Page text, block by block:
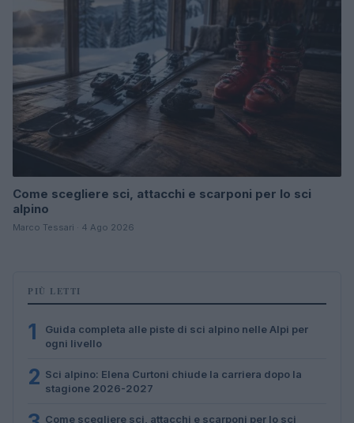
Come scegliere sci, attacchi e scarponi per lo sci
alpino
Marco Tessari · 4 Ago 2026
PIÙ LETTI
1
Guida completa alle piste di sci alpino nelle Alpi per
ogni livello
2 Sci alpino: Elena Curtoni chiude la carriera dopo la
stagione 2026-2027
Come scegliere sci, attacchi e scarponi per lo sci